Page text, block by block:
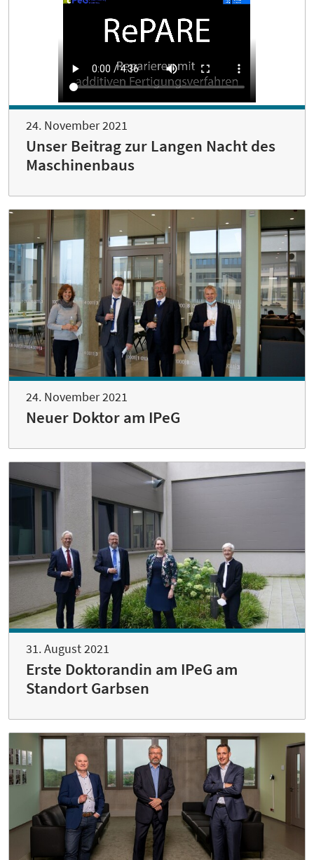
24. November 2021
Unser Beitrag zur Langen Nacht des
Maschinenbaus
24. November 2021
Neuer Doktor am IPeG
31. August 2021
Erste Doktorandin am IPeG am
Standort Garbsen